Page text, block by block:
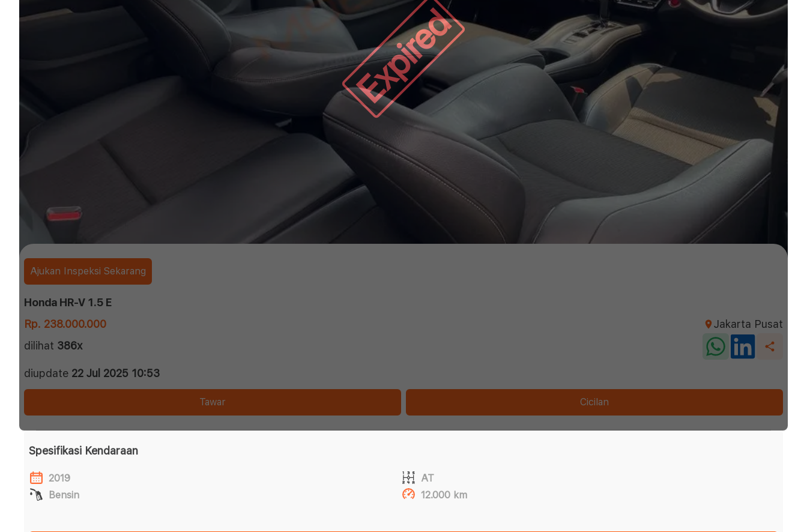
Expired
Ajukan Inspeksi Sekarang
Honda HR-V 1.5 E
Rp. 238.000.000
Jakarta Pusat
dilihat 386x
diupdate 22 Jul 2025 10:53
Tawar Cicilan
Spesifikasi Kendaraan
2019
AT
Bensin
12.000 km